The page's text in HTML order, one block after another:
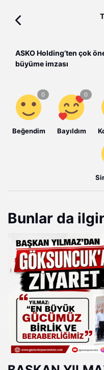
ASKO Holding’ten çok
büyüme imzası
Beğendim Bayıldım
Bunlar da